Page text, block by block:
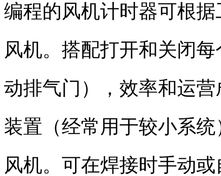
编程的风机计时器可根
风机。搭配打开和关闭
动排气门），效率和运
装置（经常用于较小系
风机。可在焊接时手动